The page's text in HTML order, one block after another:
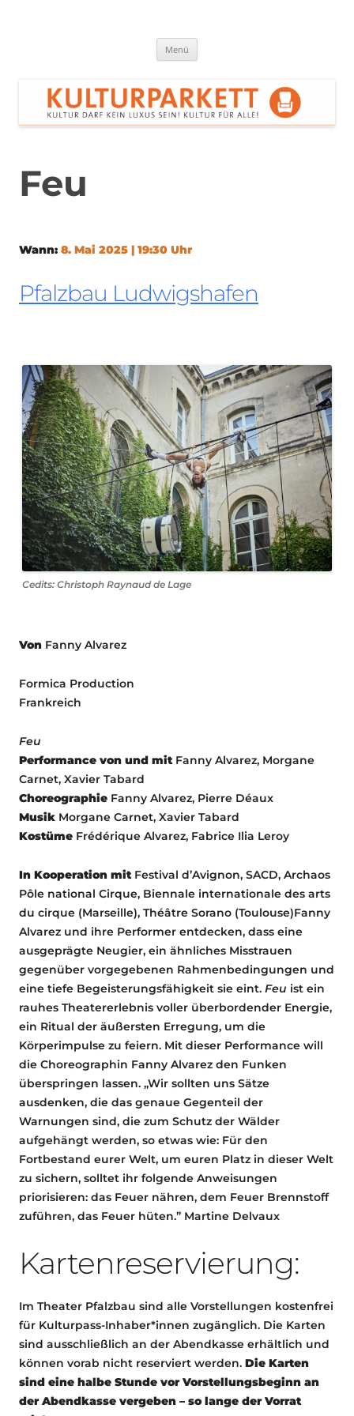
Menü
Feu
Wann: 8. Mai 2025 | 19:30 Uhr
Pfalzbau Ludwigshafen
Cedits: Christoph Raynaud de Lage
Von Fanny Alvarez
Formica Production
Frankreich
Feu
Performance von und mitFanny Alvarez, Morgane
Carnet, Xavier Tabard
Choreographie Fanny Alvarez, Pierre Déaux
Musik Morgane Carnet, Xavier Tabard
Kostüme Frédérique Alvarez, Fabrice Ilia Leroy
In Kooperation mit Festival d’Avignon, SACD, Archaos
Pôle national Cirque, Biennale internationale des arts
du cirque (Marseille), Théâtre Sorano (Toulouse)Fanny
Alvarez und ihre Performer entdecken, dass eine
ausgeprägte Neugier, ein ähnliches Misstrauen
gegenüber vorgegebenen Rahmenbedingungen und
eine tiefe Begeisterungsfähigkeit sie eint. Feu ist ein
rauhes Theatererlebnis voller überbordender Energie,
ein Ritual der äußersten Erregung, um die
Körperimpulse zu feiern. Mit dieser Performance will
die Choreographin Fanny Alvarez den Funken
überspringen lassen. „Wir sollten uns Sätze
ausdenken, die das genaue Gegenteil der
Warnungen sind, die zum Schutz der Wälder
aufgehängt werden, so etwas wie: Für den
Fortbestand eurer Welt, um euren Platz in dieser Welt
zu sichern, solltet ihr folgende Anweisungen
priorisieren: das Feuer nähren, dem Feuer Brennstoff
zuführen, das Feuer hüten.” Martine Delvaux
Kartenreservierung:
Im Theater Pfalzbau sind alle Vorstellungen kostenfrei
für Kulturpass-Inhaber*innen zugänglich. Die Karten
sind ausschließlich an der Abendkasse erhältlich und
können vorab nicht reserviert werden. Die Karten
sind eine halbe Stunde vor Vorstellungsbeginn an
der Abendkasse vergeben – so lange der Vorrat